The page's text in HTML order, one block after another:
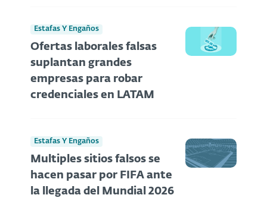
Estafas Y Engaños
Ofertas laborales falsas
suplantan grandes
empresas para robar
credenciales en LATAM
Estafas Y Engaños
Multiples sitios falsos se
hacen pasar por FIFA ante
la llegada del Mundial 2026